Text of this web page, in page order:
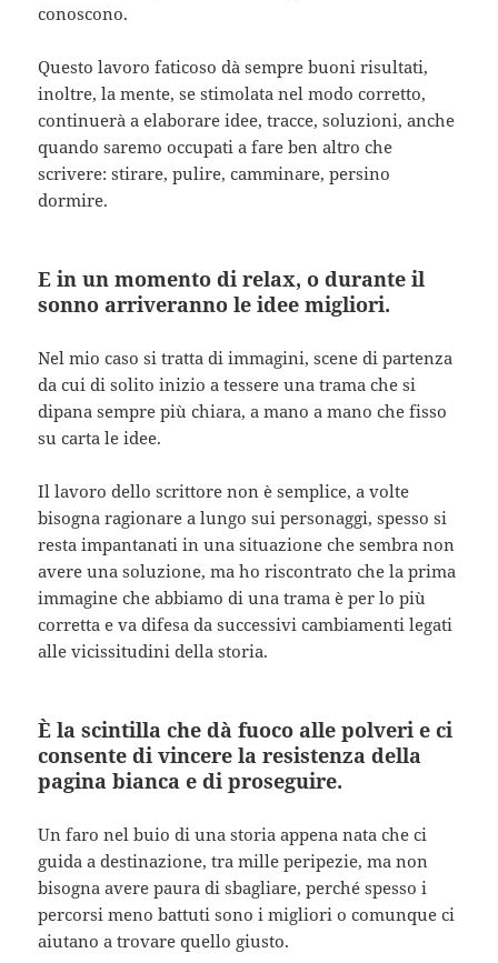
conoscono.
Questo lavoro faticoso dà sempre buoni risultati,
inoltre, la mente, se stimolata nel modo corretto,
continuerà a elaborare idee, tracce, soluzioni, anche
quando saremo occupati a fare ben altro che
scrivere: stirare, pulire, camminare, persino
dormire.
E in un momento di relax, o durante il
sonno arriveranno le idee migliori.
Nel mio caso si tratta di immagini, scene di partenza
da cui di solito inizio a tessere una trama che si
dipana sempre più chiara, a mano a mano che fisso
su carta le idee.
Il lavoro dello scrittore non è semplice, a volte
bisogna ragionare a lungo sui personaggi, spesso si
resta impantanati in una situazione che sembra non
avere una soluzione, ma ho riscontrato che la prima
immagine che abbiamo di una trama è per lo più
corretta e va difesa da successivi cambiamenti legati
alle vicissitudini della storia.
È la scintilla che dà fuoco alle polveri e ci
consente di vincere la resistenza della
pagina bianca e di proseguire.
Un faro nel buio di una storia appena nata che ci
guida a destinazione, tra mille peripezie, ma non
bisogna avere paura di sbagliare, perché spesso i
percorsi meno battuti sono i migliori o comunque ci
aiutano a trovare quello giusto.